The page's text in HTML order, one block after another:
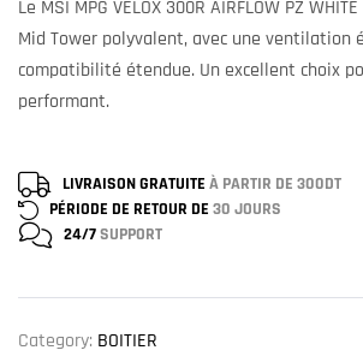
Le MSI MPG VELOX 300R AIRFLOW PZ
Mid Tower polyvalent, avec une ventilation
compatibilité étendue. Un excellent choix
performant.
LIVRAISON GRATUITE À PARTIR DE 300DT
PÉRIODE DE RETOUR DE 30 JOURS
24/7SUPPORT
Category: BOITIER